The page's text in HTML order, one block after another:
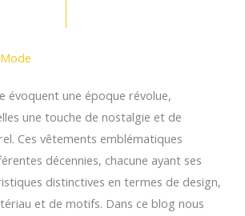
Mode
évoquent une époque révolue,
une touche de nostalgie et de
Ces vêtements emblématiques
décennies, chacune ayant ses
distinctives en termes de design,
et de motifs. Dans ce blog nous